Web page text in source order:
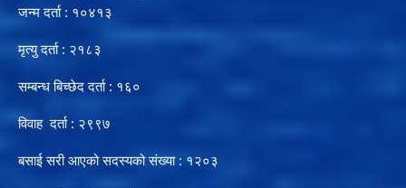
जन्म दर्ता : १०४१३
मृत्यु दर्ता : २१८३
सम्बन्ध बिच्छेद दर्ता : १६०
विवाह दर्ता : २९९७
बसाई सरी आएको सदस्यको संख्या : १२०३